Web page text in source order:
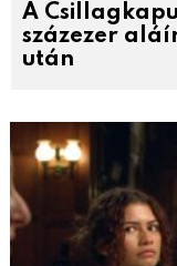
A
százezer
után